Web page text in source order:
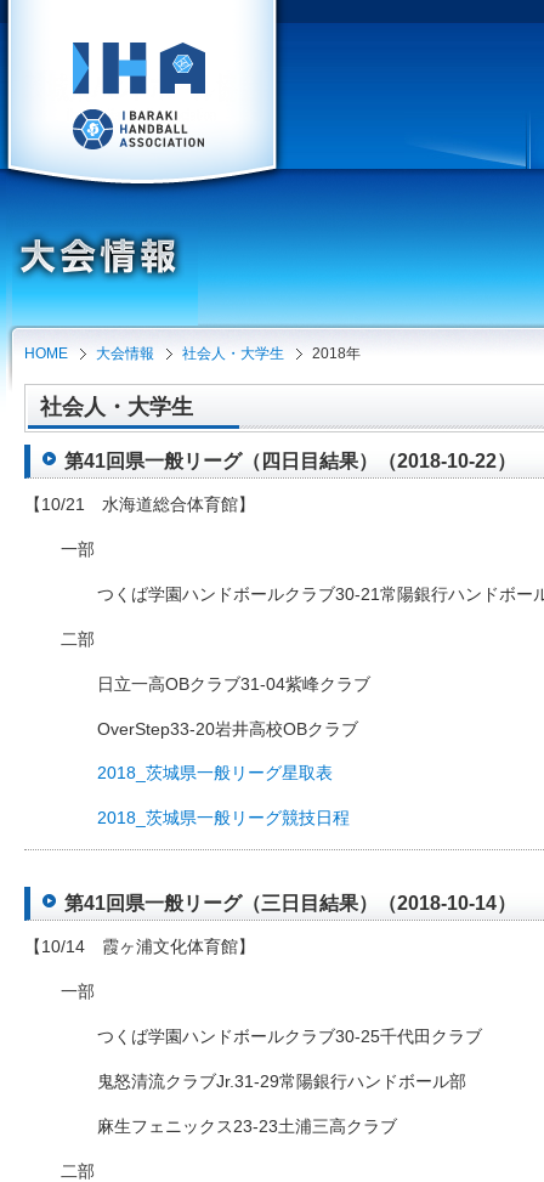
HOME 大会情報 社会人・大学生 2018年
社会人・大学生
第41回県一般リーグ（四日目結果）（2018-10-22）
【10/21 水海道総合体育館】
一部
つくば学園ハンドボールクラブ30-21常陽銀行ハンドボー
二部
日立一高OBクラブ31-04紫峰クラブ
OverStep33-20岩井高校OBクラブ
2018_茨城県一般リーグ星取表
2018_茨城県一般リーグ競技日程
第41回県一般リーグ（三日目結果）（2018-10-14）
【10/14 霞ヶ浦文化体育館】
一部
つくば学園ハンドボールクラブ30-25千代田クラブ
鬼怒清流クラブJr.31-29常陽銀行ハンドボール部
麻生フェニックス23-23土浦三高クラブ
二部